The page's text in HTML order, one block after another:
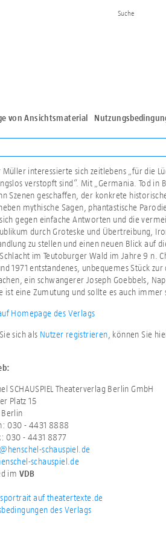
von Ansichtsmaterial
Müller interessierte sich zeitlebens „für die
verstopft sind“. Mit „Germania. Tod in
Szenen geschaffen, der konkrete
mythische Sagen, phantastische
gegen einfache Antworten und die
durch Groteske und Übertreibung,
zu stellen und einen neuen Blick auf
im Teutoburger Wald im Jahre 9 n.
1971 entstandenes, unbequemes Stück
ein schwangerer Joseph Goebbels,
ist eine Zumutung und sollte es auch immer
Homepage des Verlags
sich als Nutzer registrieren , können Sie
SCHAUSPIEL Theaterverlag Berlin GmbH
Platz 15
030 - 4431 8888
030 - 4431 8877
schauspiel.de
schauspiel.de
im VDB
auf theatertexte.de
des Verlags